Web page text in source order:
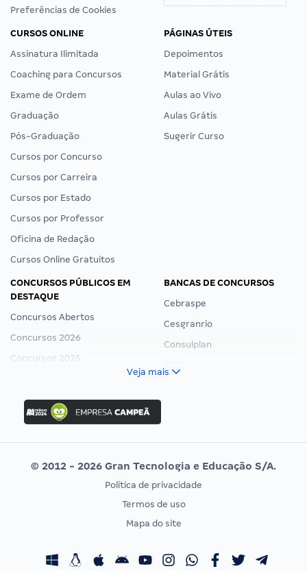
Preferências de Cookies
CURSOS ONLINE
Assinatura Ilimitada
Coaching para Concursos
Exame de Ordem
Graduação
Pós-Graduação
Cursos por Concurso
Cursos por Carreira
Cursos por Estado
Cursos por Professor
Oficina de Redação
Cursos Online Gratuitos
PÁGINAS ÚTEIS
Depoimentos
Material Grátis
Aulas ao Vivo
Aulas Grátis
Sugerir Curso
CONCURSOS PÚBLICOS EM
DESTAQUE
Concursos Abertos
Concursos 2026
Concursos 2025
Concurso Ibama
Concurso MPU
Editais publicados
BANCAS DE CONCURSOS
Cebraspe
Cesgranrio
Consulplan
Vunesp
CONCURSOS POR PROFISSÃO
Concursos Fiscais
EXAME DE ORDEM
Calendário OAB
Veja mais
© 2012 - 2026 Gran Tecnologia e Educação S/A.
Política de privacidade
Termos de uso
Mapa do site